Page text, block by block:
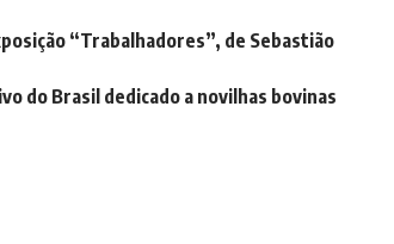
“Trabalhadores”, de Sebastião
do Brasil dedicado a novilhas bovinas